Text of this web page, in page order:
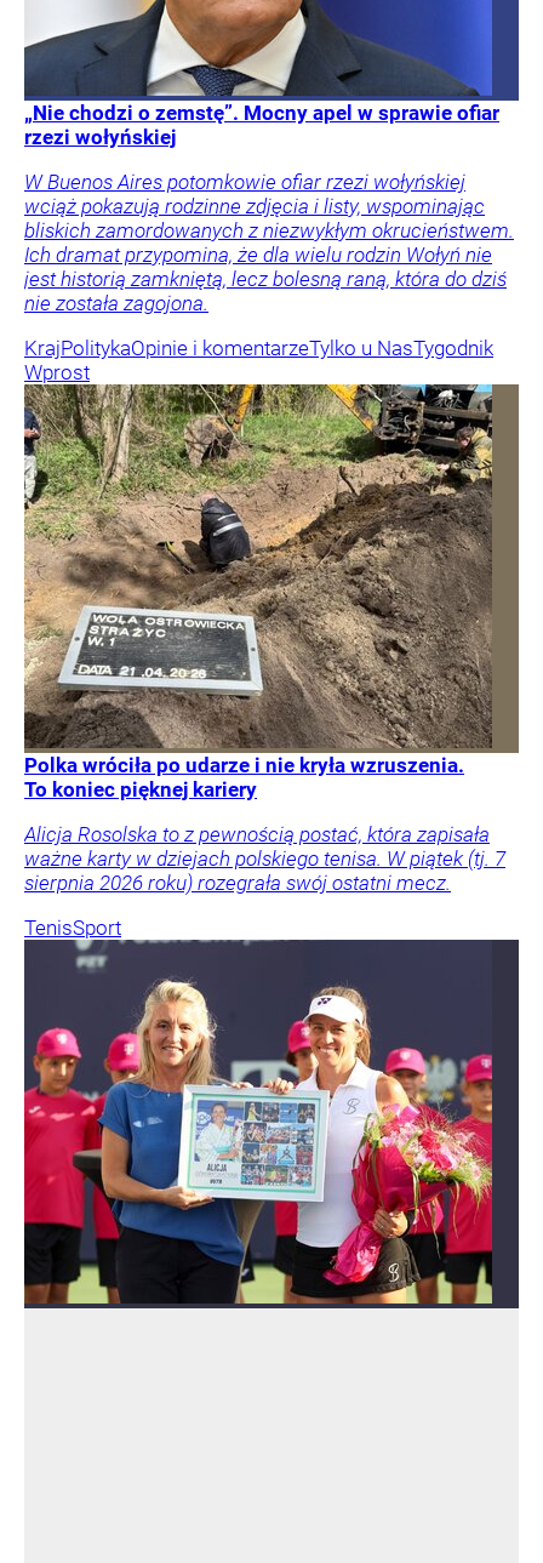
„Nie chodzi o zemstę”. Mocny apel w sprawie ofiar
rzezi wołyńskiej
W Buenos Aires potomkowie ofiar rzezi wołyńskiej
wciąż pokazują rodzinne zdjęcia i listy, wspominając
bliskich zamordowanych z niezwykłym okrucieństwem.
Ich dramat przypomina, że dla wielu rodzin Wołyń nie
jest historią zamkniętą, lecz bolesną raną, która do dziś
nie została zagojona.
KrajPolitykaOpinie i komentarzeTylko u NasTygodnik
Wprost
Polka wróciła po udarze i nie kryła wzruszenia.
To koniec pięknej kariery
Alicja Rosolska to z pewnością postać, która zapisała
ważne karty w dziejach polskiego tenisa. W piątek (tj. 7
sierpnia 2026 roku) rozegrała swój ostatni mecz.
TenisSport